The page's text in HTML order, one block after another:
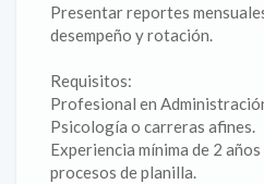
Presentar reportes
desempeño y rotación.
Requisitos:
Profesional en
Psicología o carreras afines.
Experiencia mínima de 2
procesos de planilla.